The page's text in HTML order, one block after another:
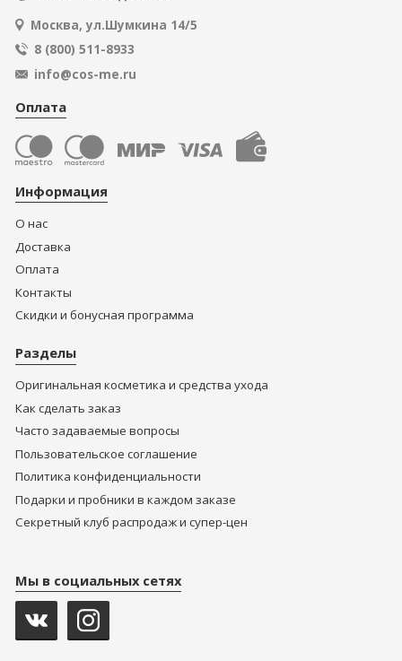
Москва, ул.Шумкина 14/5
8 (800) 511-8933
info@cos-me.ru
Оплата
Информация
О нас
Доставка
Оплата
Контакты
Скидки и бонусная программа
Разделы
Оригинальная косметика и средства ухода
Как сделать заказ
Часто задаваемые вопросы
Пользовательское соглашение
Политика конфиденциальности
Подарки и пробники в каждом заказе
Секретный клуб распродаж и супер-цен
Мы в социальных сетях